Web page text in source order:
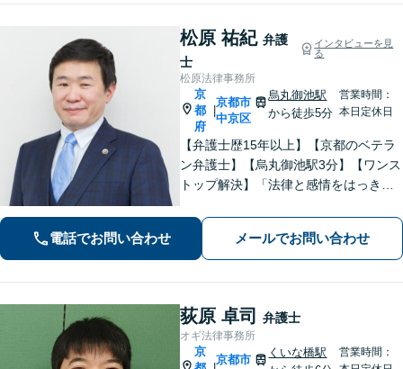
松原 祐紀 弁護
士
インタビューを見
る
松原法律事務所
京
都
府
|
京都市
中京区
烏丸御池駅
から徒歩5分
営業時間：
本日定休日
【弁護士歴15年以上】【京都のベテラ
ン弁護士】【烏丸御池駅3分】【ワンス
トップ解決】「法律と感情をはっきり
問題、新型コロナが原因の借金、不動
産問題なども幅広く対応【女性弁護士
も在籍】【初回相談30分無料】
電話でお問い合わせ メールでお問い合わせ
荻原 卓司 弁護士
オギ法律事務所
京
京都市
くいな橋駅
営業時間：